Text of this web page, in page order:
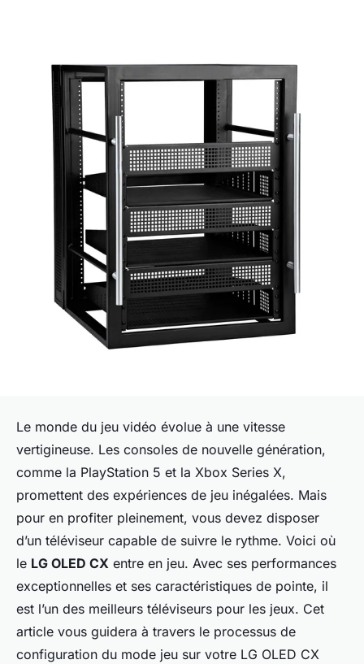
Le monde du jeu vidéo évolue à une vitesse
vertigineuse. Les consoles de nouvelle génération,
comme la PlayStation 5 et la Xbox Series X,
promettent des expériences de jeu inégalées. Mais
pour en profiter pleinement, vous devez disposer
d’un téléviseur capable de suivre le rythme. Voici où
le LG OLED CX entre en jeu. Avec ses performances
exceptionnelles et ses caractéristiques de pointe, il
est l’un des meilleurs téléviseurs pour les jeux. Cet
article vous guidera à travers le processus de
configuration du mode jeu sur votre LG OLED CX